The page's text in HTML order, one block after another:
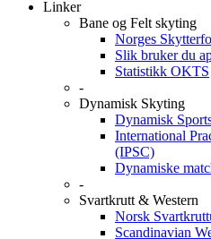
Linker
Bane og Felt skyting
Norges
Slik bruker du
Statistikk OKTS
-
Dynamisk Skyting
Dynamisk
International
(IPSC)
Dynamiske
-
Svartkrutt & Western
Norsk
Scandinavian